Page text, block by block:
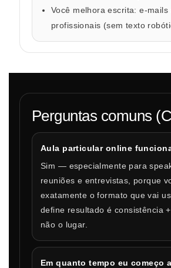
Você melhora escrita: e-mails
profissionais (sem texto
Perguntas comuns
Aula particular online
Sim — especialmente para
reuniões e entrevistas, porque
exatamente o formato que vai
define resultado é consistência +
não o lugar.
Em quanto tempo eu começo